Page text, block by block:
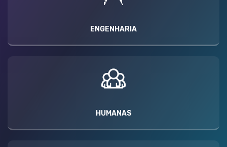
ENGENHARIA
HUMANAS